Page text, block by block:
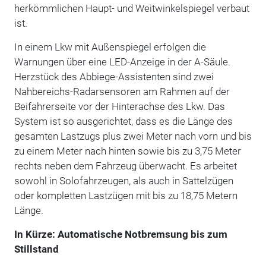
herkömmlichen Haupt- und Weitwinkelspiegel verbaut
ist.
In einem Lkw mit Außenspiegel erfolgen die
Warnungen über eine LED-Anzeige in der A-Säule.
Herzstück des Abbiege-Assistenten sind zwei
Nahbereichs-Radarsensoren am Rahmen auf der
Beifahrerseite vor der Hinterachse des Lkw. Das
System ist so ausgerichtet, dass es die Länge des
gesamten Lastzugs plus zwei Meter nach vorn und bis
zu einem Meter nach hinten sowie bis zu 3,75 Meter
rechts neben dem Fahrzeug überwacht. Es arbeitet
sowohl in Solofahrzeugen, als auch in Sattelzügen
oder kompletten Lastzügen mit bis zu 18,75 Metern
Länge.
In Kürze: Automatische Notbremsung bis zum
Stillstand